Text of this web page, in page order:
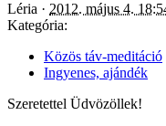
Léria · 2012. május 4.
Kategória:
Közös táv-meditáció
Ingyenes, ajándék
Szeretettel Üdvözöllek!